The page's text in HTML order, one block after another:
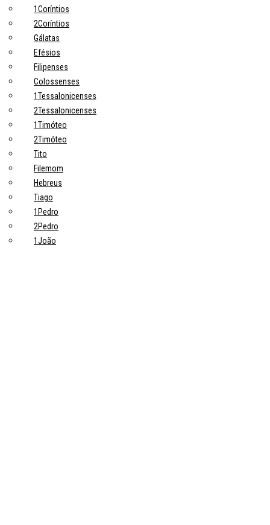
1Coríntios
2Coríntios
Gálatas
Efésios
Filipenses
Colossenses
1Tessalonicenses
2Tessalonicenses
1Timóteo
2Timóteo
Tito
Filemom
Hebreus
Tiago
1Pedro
2Pedro
1João